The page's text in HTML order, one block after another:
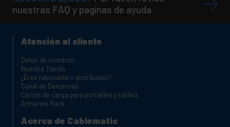
nuestras FAQ y paginas de ayuda
Atención al cliente
Datos de contacto
Nuestra Tienda
¿Eres fabricante o distribuidor?
Canal de Denuncias
Carros de carga para portátiles y tablets
Armarios Rack
Acerca de Cablematic